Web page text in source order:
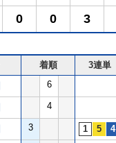
0 0 3
着順
3連単
6
4
3